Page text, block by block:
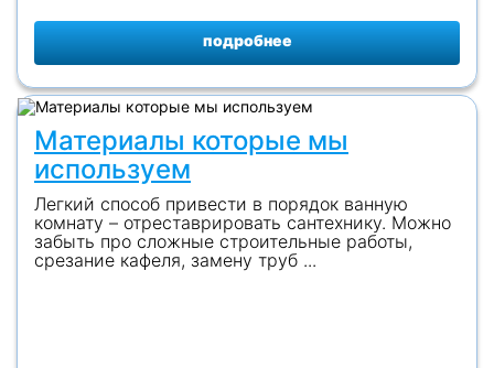
подробнее
Материалы которые мы
используем
Легкий способ привести в порядок ванную
комнату – отреставрировать сантехнику. Можно
забыть про сложные строительные работы,
срезание кафеля, замену труб ...